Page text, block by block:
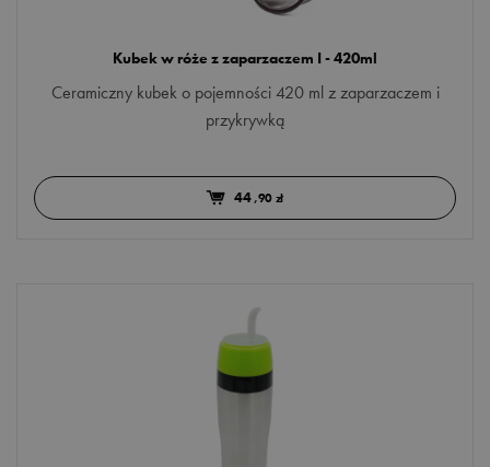
Kubek w róże z zaparzaczem I - 420ml
Ceramiczny kubek o pojemności 420 ml z zaparzaczem i
przykrywką
44,90 zł